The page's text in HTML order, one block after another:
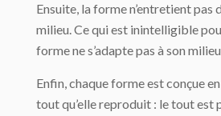
Ensuite, la forme n’entretient pas
milieu. Ce qui est inintelligible
forme ne s’adapte pas à son
Enfin, chaque forme est conçue
tout qu’elle reproduit : le tout est